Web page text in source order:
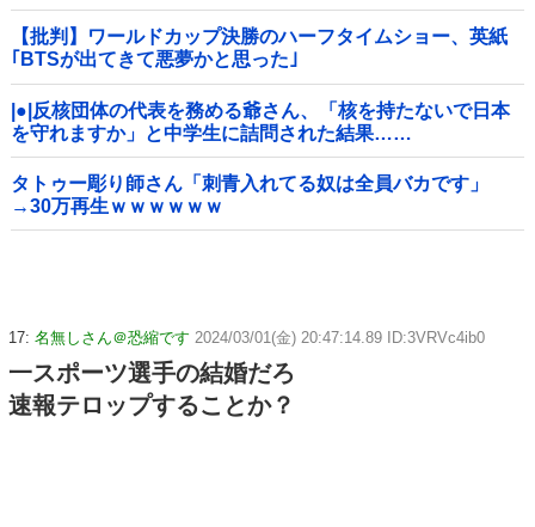
【批判】ワールドカップ決勝のハーフタイムショー、英紙
｢BTSが出てきて悪夢かと思った｣
|●|反核団体の代表を務める爺さん、「核を持たないで日本
を守れますか」と中学生に詰問された結果……
タトゥー彫り師さん「刺青入れてる奴は全員バカです」
→30万再生ｗｗｗｗｗｗ
17: 名無しさん＠恐縮です 2024/03/01(金) 20:47:14.89 ID:3VRVc4ib0
一スポーツ選手の結婚だろ
速報テロップすることか？